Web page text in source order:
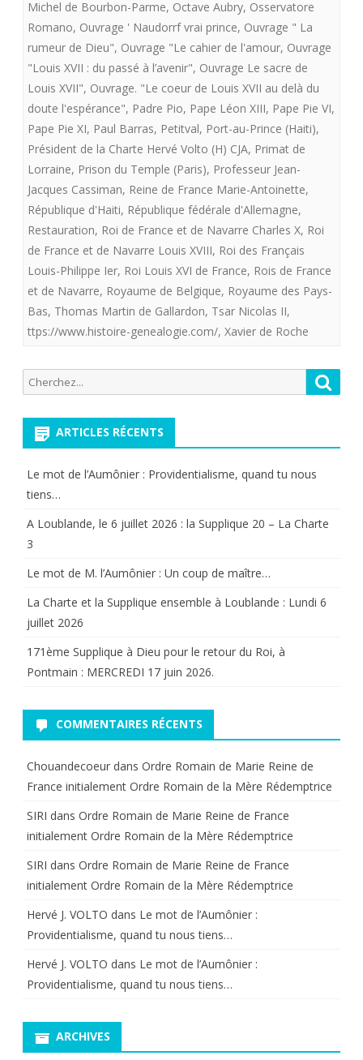
Michel de Bourbon-Parme, Octave Aubry, Osservatore
Romano, Ouvrage ' Naudorrf vrai prince, Ouvrage " La
rumeur de Dieu", Ouvrage "Le cahier de l'amour, Ouvrage
"Louis XVII : du passé à l’avenir", Ouvrage Le sacre de
Louis XVII", Ouvrage. "Le coeur de Louis XVII au delà du
doute l'espérance", Padre Pio, Pape Léon XIII, Pape Pie VI,
Pape Pie XI, Paul Barras, Petitval, Port-au-Prince (Haiti),
Président de la Charte Hervé Volto (H) CJA, Primat de
Lorraine, Prison du Temple (Paris), Professeur Jean-
Jacques Cassiman, Reine de France Marie-Antoinette,
République d'Haiti, République fédérale d'Allemagne,
Restauration, Roi de France et de Navarre Charles X, Roi
de France et de Navarre Louis XVIII, Roi des Français
Louis-Philippe Ier, Roi Louis XVI de France, Rois de France
et de Navarre, Royaume de Belgique, Royaume des Pays-
Bas, Thomas Martin de Gallardon, Tsar Nicolas II,
ttps://www.histoire-genealogie.com/, Xavier de Roche
Recherche
pour:
ARTICLES RÉCENTS
Le mot de l’Aumônier : Providentialisme, quand tu nous
tiens…
A Loublande, le 6 juillet 2026 : la Supplique 20 – La Charte
3
Le mot de M. l’Aumônier : Un coup de maître…
La Charte et la Supplique ensemble à Loublande : Lundi 6
juillet 2026
171ème Supplique à Dieu pour le retour du Roi, à
Pontmain : MERCREDI 17 juin 2026.
COMMENTAIRES RÉCENTS
Chouandecoeur dans Ordre Romain de Marie Reine de
France initialement Ordre Romain de la Mère Rédemptrice
SIRI dans Ordre Romain de Marie Reine de France
initialement Ordre Romain de la Mère Rédemptrice
SIRI dans Ordre Romain de Marie Reine de France
initialement Ordre Romain de la Mère Rédemptrice
Hervé J. VOLTO dans Le mot de l’Aumônier :
Providentialisme, quand tu nous tiens…
Hervé J. VOLTO dans Le mot de l’Aumônier :
Providentialisme, quand tu nous tiens…
ARCHIVES